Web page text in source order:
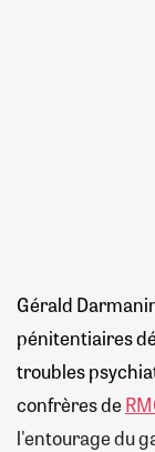
Gérald
pénitentiaires
troubles
confrères de
l'entourage du